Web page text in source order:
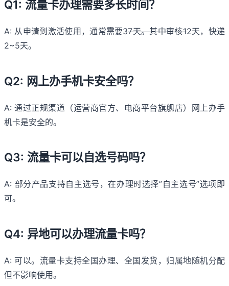
Q1: 流量卡办理需要多长时间？
A: 从申请到激活使用，通常需要37天。其中审核12天，快递
2~5天。
Q2: 网上办手机卡安全吗？
A: 通过正规渠道（运营商官方、电商平台旗舰店）网上办手
机卡是安全的。
Q3: 流量卡可以自选号码吗？
A: 部分产品支持自主选号，在办理时选择”自主选号”选项即
可。
Q4: 异地可以办理流量卡吗？
A: 可以。流量卡支持全国办理、全国发货，归属地随机分配
但不影响使用。